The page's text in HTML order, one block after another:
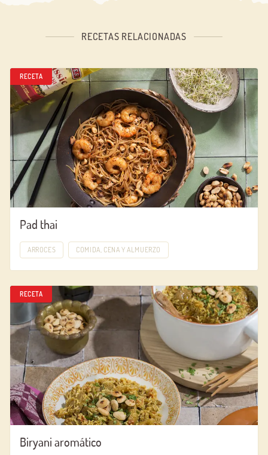
RECETAS RELACIONADAS
RECETA
Pad thai
ARROCES COMIDA, CENA Y ALMUERZO
RECETA
Biryani aromático